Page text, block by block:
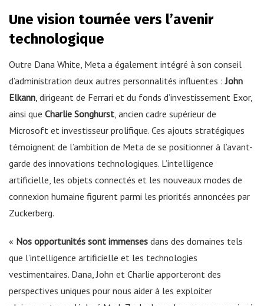
Une vision tournée vers l’avenir
technologique
Outre Dana White, Meta a également intégré à son conseil
d’administration deux autres personnalités influentes :John
Elkann, dirigeant de Ferrari et du fonds d’investissement Exor,
ainsi que Charlie Songhurst, ancien cadre supérieur de
Microsoft et investisseur prolifique. Ces ajouts stratégiques
témoignent de l’ambition de Meta de se positionner à l’avant-
garde des innovations technologiques. L’intelligence
artificielle, les objets connectés et les nouveaux modes de
connexion humaine figurent parmi les priorités annoncées par
Zuckerberg.
« Nos opportunités sont immenses dans des domaines tels
que l’intelligence artificielle et les technologies
vestimentaires. Dana, John et Charlie apporteront des
perspectives uniques pour nous aider à les exploiter